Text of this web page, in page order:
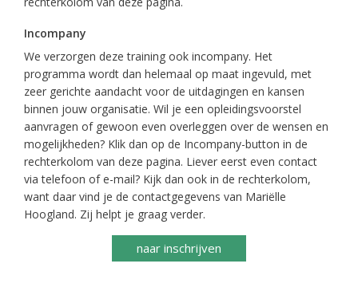
Incompany
We verzorgen deze training ook incompany. Het
programma wordt dan helemaal op maat ingevuld, met
zeer gerichte aandacht voor de uitdagingen en kansen
binnen jouw organisatie. Wil je een opleidingsvoorstel
aanvragen of gewoon even overleggen over de wensen en
mogelijkheden? Klik dan op de Incompany-button in de
rechterkolom van deze pagina. Liever eerst even contact
via telefoon of e-mail? Kijk dan ook in de rechterkolom,
want daar vind je de contactgegevens van Mariëlle
Hoogland. Zij helpt je graag verder.
naar inschrijven